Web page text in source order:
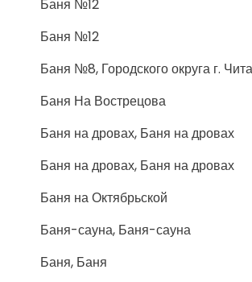
Баня №12
Баня №12
Баня №8, Городского округа г. Чита
Баня На Вострецова
Баня на дровах, Баня на дровах
Баня на дровах, Баня на дровах
Баня на Октябрьской
Баня-сауна, Баня-сауна
Баня, Баня